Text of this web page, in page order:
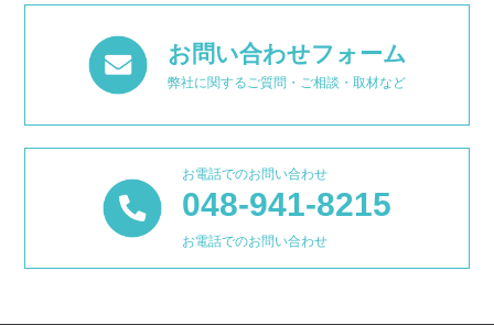
お問い合わせフォーム
弊社に関するご質問・ご相談・取材など
お電話でのお問い合わせ
048-941-8215
お電話でのお問い合わせ